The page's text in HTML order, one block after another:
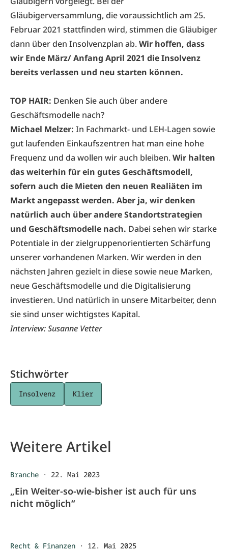
Gläubigerversammlung, die voraussichtlich am 25.
Februar 2021 stattfinden wird, stimmen die Gläubiger
dann über den Insolvenzplan ab.Wir hoffen, dass
wir Ende März/ Anfang April 2021 die Insolvenz
bereits verlassen und neu starten können.
TOP HAIR: Denken Sie auch über andere
Geschäftsmodelle nach?
Michael Melzer: In Fachmarkt- und LEH-Lagen sowie
gut laufenden Einkaufszentren hat man eine hohe
Frequenz und da wollen wir auch bleiben.Wir halten
das weiterhin für ein gutes Geschäftsmodell,
sofern auch die Mieten den neuen Realiäten im
Markt angepasst werden. Aber ja, wir denken
natürlich auch über andere Standortstrategien
und Geschäftsmodelle nach. Dabei sehen wir starke
Potentiale in der zielgruppenorientierten Schärfung
unserer vorhandenen Marken. Wir werden in den
nächsten Jahren gezielt in diese sowie neue Marken,
neue Geschäftsmodelle und die Digitalisierung
investieren. Und natürlich in unsere Mitarbeiter, denn
sie sind unser wichtigstes Kapital.
Interview: Susanne Vetter
Stichwörter
Insolvenz Klier
Weitere Artikel
Branche · 22. Mai 2023
„Ein Weiter-so-wie-bisher ist auch für uns
nicht möglich“
Recht & Finanzen · 12. Mai 2025